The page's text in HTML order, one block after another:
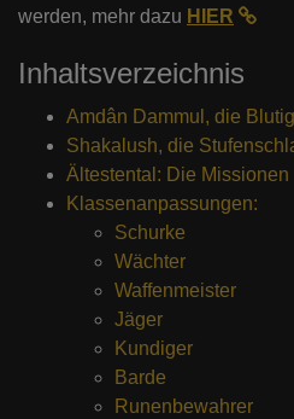
werden, mehr dazu HIER
Inhaltsverzeichnis
Amdân Dammul, die
Shakalush, die
Ältestental: Die Missionen
Klassenanpassungen:
Schurke
Wächter
Waffenmeister
Jäger
Kundiger
Barde
Runenbewahrer